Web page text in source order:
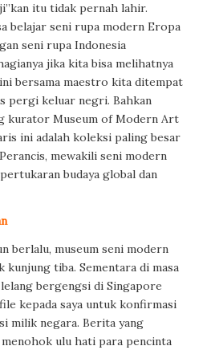
itu tidak pernah lahir.
belajar seni rupa modern Eropa
seni rupa Indonesia
jika kita bisa melihatnya
bersama maestro kita ditempat
pergi keluar negri. Bahkan
kurator Museum of Modern Art
ini adalah koleksi paling besar
mewakili seni modern
budaya global dan
berlalu, museum seni modern
kunjung tiba. Sementara di masa
bergengsi di Singapore
kepada saya untuk konfirmasi
milik negara. Berita yang
ulu hati para pencinta